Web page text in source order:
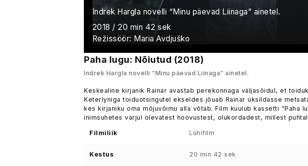
Indrek Hargla novelli “Minu päevad Liinaga” ainetel.
2018 / 20 min 42 sek
Režissöör: Maria Avdjuško
Paha lugu: Nõiutud (2018)
Indrek Hargla novelli “Minu päevad Liinaga” ainetel.
Keskealine kirjanik Rainar avastab perekonnaga väljasõidul, et
Keterlyniga toiduotsingutel ekseldes jõuab Rainar üksildasse
kes kirjaniku oma mõjuvõimu alla võtab. Film kuulub kassetti "Paha
inimsuhetes varjul olevatest hoovustest, olukordadest, millest
Filmiliik Lühifilm
Kestus 20 min 42 sek